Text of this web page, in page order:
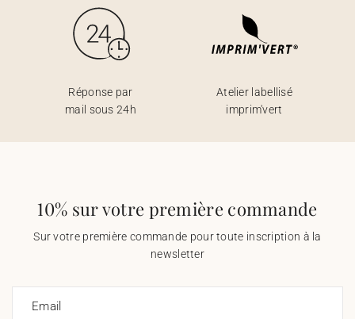
Réponse par
mail sous 24h
Atelier labellisé
imprim'vert
10% sur votre première commande
Sur votre première commande pour toute inscription à la
newsletter
Email